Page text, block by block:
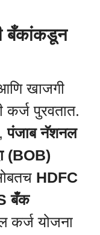
बँकांकडून
खाजगी
कर्ज पुरवतात.
,पंजाब नॅशनल
(BOB)
HDFC
बँक
कर्ज योजना